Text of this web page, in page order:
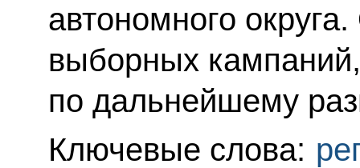
автономного
выборных
по дальнейшему
Ключевые слова: